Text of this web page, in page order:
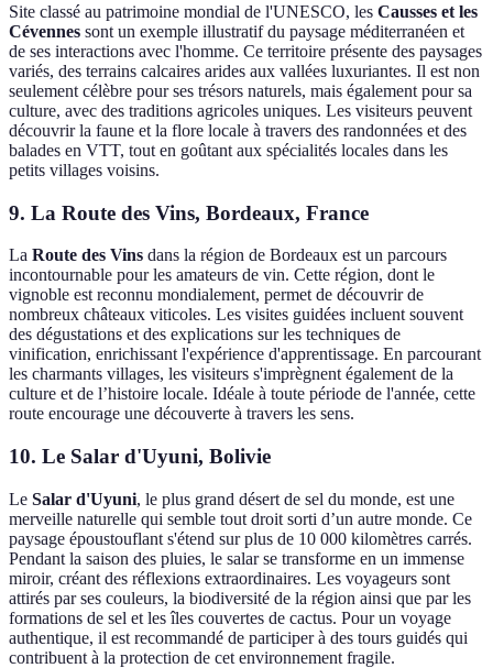
Site classé au patrimoine mondial de l'UNESCO, les Causses et les
Cévennes sont un exemple illustratif du paysage méditerranéen et
de ses interactions avec l'homme. Ce territoire présente des paysages
variés, des terrains calcaires arides aux vallées luxuriantes. Il est non
seulement célèbre pour ses trésors naturels, mais également pour sa
culture, avec des traditions agricoles uniques. Les visiteurs peuvent
découvrir la faune et la flore locale à travers des randonnées et des
balades en VTT, tout en goûtant aux spécialités locales dans les
petits villages voisins.
9. La Route des Vins, Bordeaux, France
La Route des Vins dans la région de Bordeaux est un parcours
incontournable pour les amateurs de vin. Cette région, dont le
vignoble est reconnu mondialement, permet de découvrir de
nombreux châteaux viticoles. Les visites guidées incluent souvent
des dégustations et des explications sur les techniques de
vinification, enrichissant l'expérience d'apprentissage. En parcourant
les charmants villages, les visiteurs s'imprègnent également de la
culture et de l’histoire locale. Idéale à toute période de l'année, cette
route encourage une découverte à travers les sens.
10. Le Salar d'Uyuni, Bolivie
Le Salar d'Uyuni, le plus grand désert de sel du monde, est une
merveille naturelle qui semble tout droit sorti d’un autre monde. Ce
paysage époustouflant s'étend sur plus de 10 000 kilomètres carrés.
Pendant la saison des pluies, le salar se transforme en un immense
miroir, créant des réflexions extraordinaires. Les voyageurs sont
attirés par ses couleurs, la biodiversité de la région ainsi que par les
formations de sel et les îles couvertes de cactus. Pour un voyage
authentique, il est recommandé de participer à des tours guidés qui
contribuent à la protection de cet environnement fragile.